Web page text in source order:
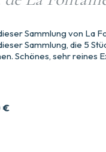
€
Sammlung von La
Sammlung, die 5
Schönes, sehr reines